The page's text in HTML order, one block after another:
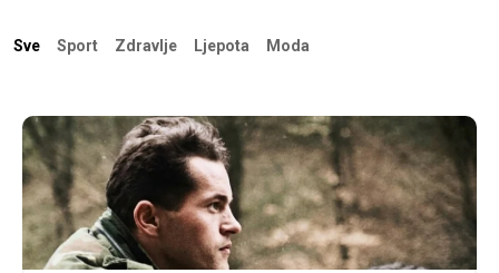
Sve Sport Zdravlje Ljepota Moda